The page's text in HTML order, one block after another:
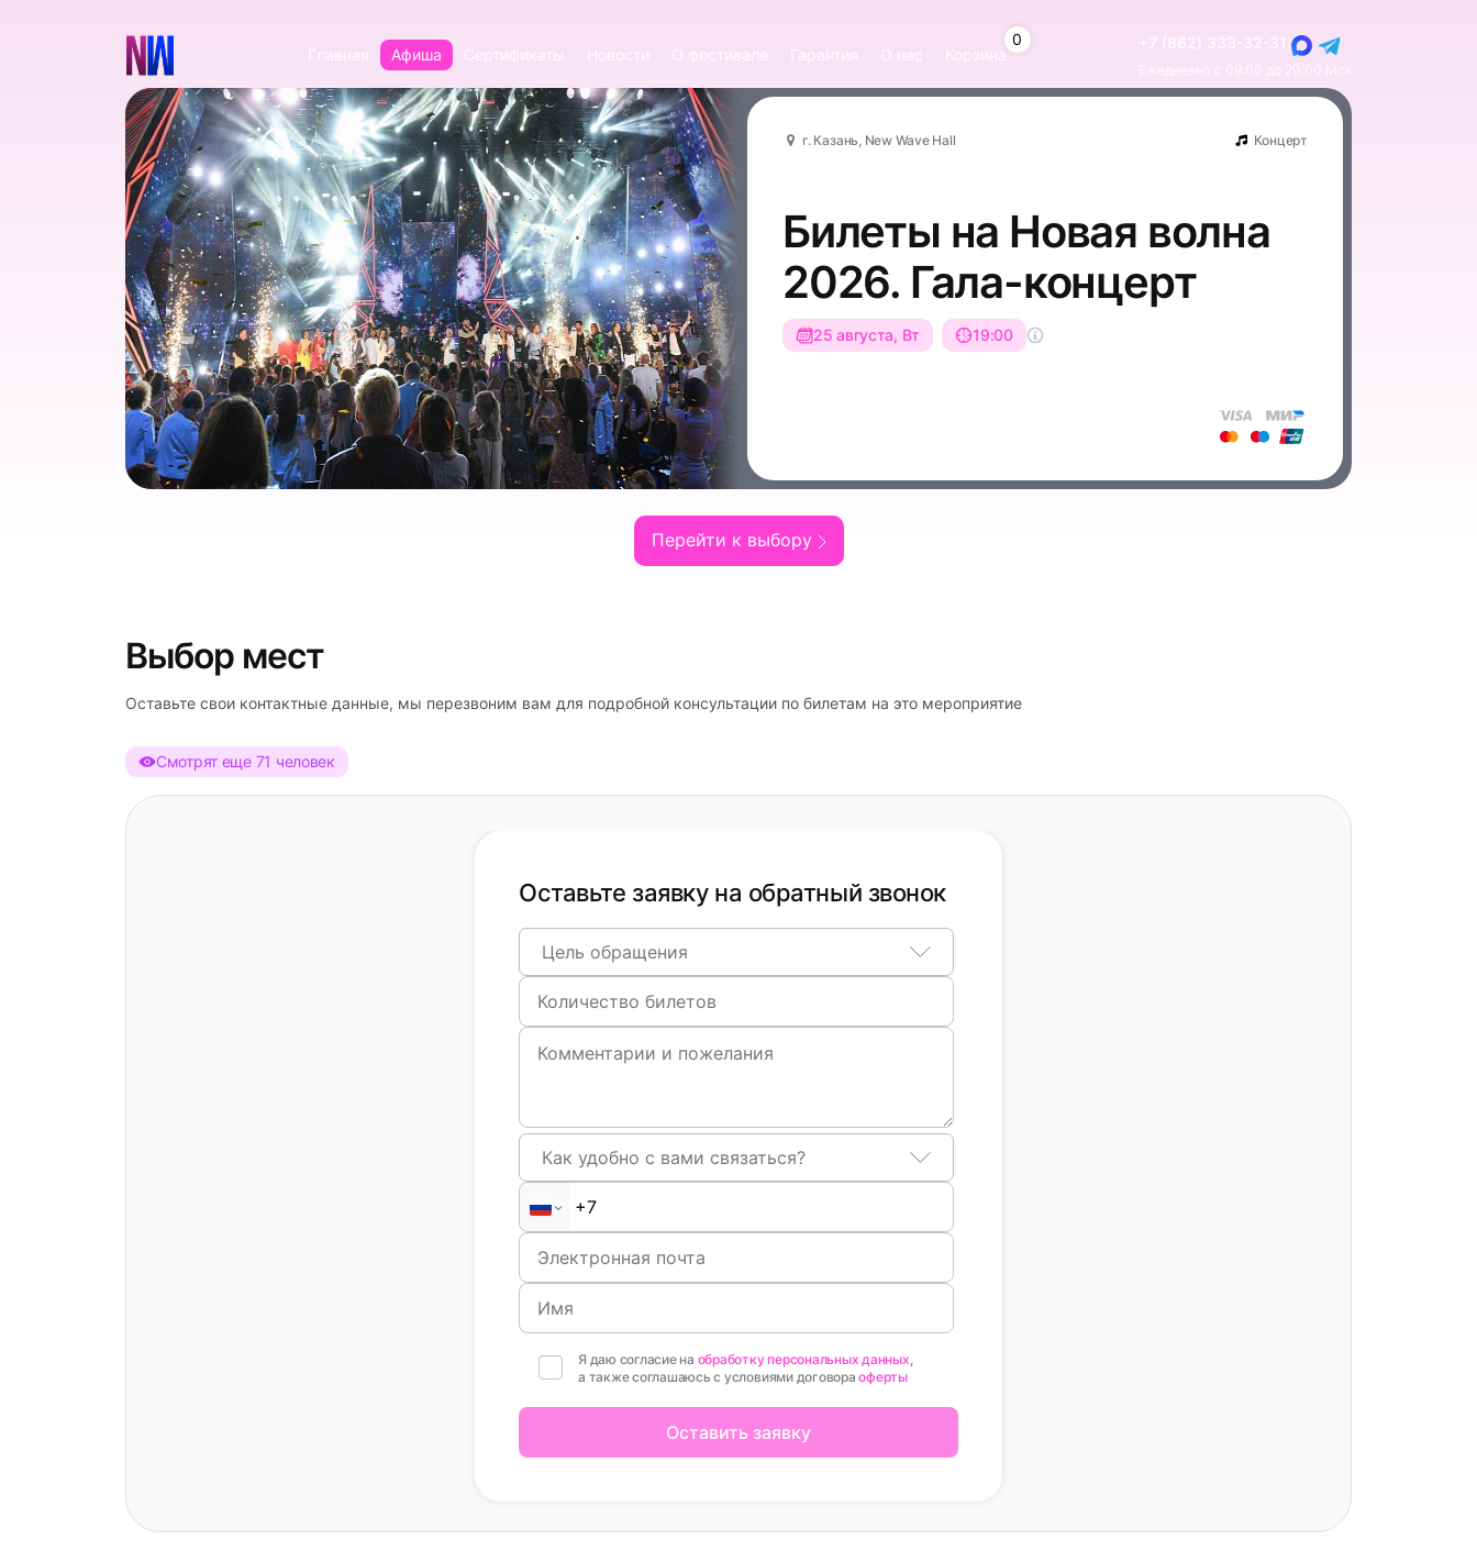
Главная Афиша Сертификаты Новости О фестивале Гарантия О нас Корзина
0 +7 (862) 333-32-31
Ежедневно с 09:00 до 20:00 Мск
г. Казань, New Wave Hall Концерт
Билеты на Новая волна
2026. Гала-концерт
25 августа, Вт 19:00
Перейти к выбору
Выбор мест
Оставьте свои контактные данные, мы перезвоним вам для подробной консультации по билетам на это мероприятие
Смотрят еще 71 человек
Оставьте заявку на обратный звонок
Цель обращения
Как удобно с вами связаться?
Я даю согласие на обработку персональных данных,
а также соглашаюсь с условиями договораоферты
Оставить заявку